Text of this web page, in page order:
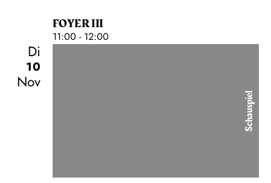
FOYER III
11:00 - 12:00
Di
10
Nov
Schauspiel